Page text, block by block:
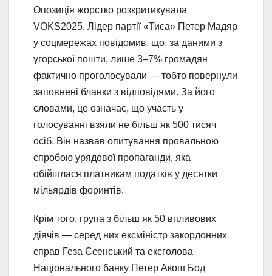
Опозиція жорстко розкритикувала
VOKS2025. Лідер партії «Тиса» Петер Мадяр
у соцмережах повідомив, що, за даними з
угорської пошти, лише 3–7% громадян
фактично проголосували — тобто повернули
заповнені бланки з відповідями. За його
словами, це означає, що участь у
голосуванні взяли не більш як 500 тисяч
осіб. Він назвав опитування провальною
спробою урядової пропаганди, яка
обійшлася платникам податків у десятки
мільярдів форинтів.
Крім того, група з більш як 50 впливових
діячів — серед них ексміністр закордонних
справ Геза Єсенський та ексголова
Національного банку Петер Акош Бод